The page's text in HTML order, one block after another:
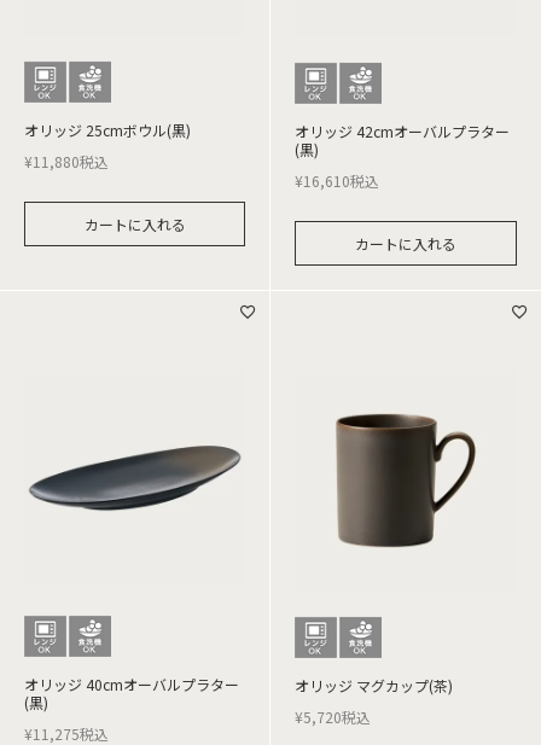
オリッジ 25cmボウル(黒)
¥11,880税込
カートに入れる
オリッジ 42cmオーバルプラター
(黒)
¥16,610税込
カートに入れる
オリッジ 40cmオーバルプラター
(黒)
¥11,275税込
オリッジ マグカップ(茶)
¥5,720税込